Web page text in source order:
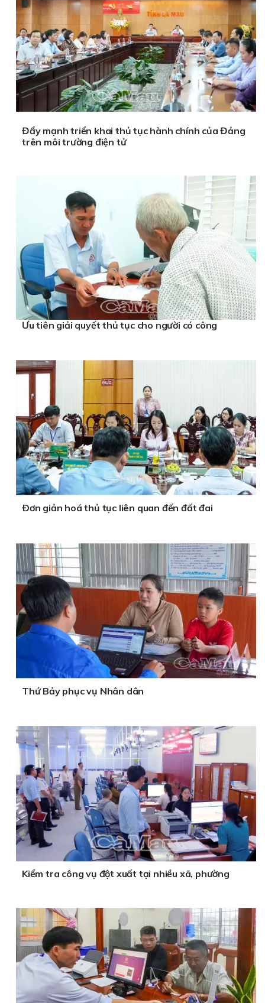
Đẩy mạnh triển khai thủ tục hành chính của Đảng
trên môi trường điện tử
Ưu tiên giải quyết thủ tục cho người có công
Ðơn giản hoá thủ tục liên quan đến đất đai
Thứ Bảy phục vụ Nhân dân
Kiểm tra công vụ đột xuất tại nhiều xã, phường